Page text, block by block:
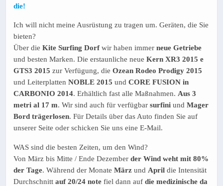
die!
Ich will nicht meine Ausrüstung zu tragen um. Geräten, die Sie
bieten?
Über die Kite Surfing Dorf wir haben immer neue Getriebe
und besten Marken. Die erstaunliche neue Kern XR3 2015 e
GTS3 2015 zur Verfügung, die Ozean Rodeo Prodigy 2015
und Leiterplatten NOBLE 2015 und CORE FUSION in
CARBONIO 2014. Erhältlich fast alle Maßnahmen. Aus 3
metri al 17 m. Wir sind auch für verfügbar surfini und Mager
Bord trägerlosen. Für Details über das Auto finden Sie auf
unserer Seite oder schicken Sie uns eine E-Mail.
WAS sind die besten Zeiten, um den Wind?
Von März bis Mitte / Ende Dezember der Wind weht mit 80%
der Tage. Während der Monate März und April die Intensität
Durchschnitt auf 20/24 note fiel dann auf die medizinische da